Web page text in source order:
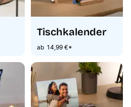
Tischkalender
ab 14,99 €*